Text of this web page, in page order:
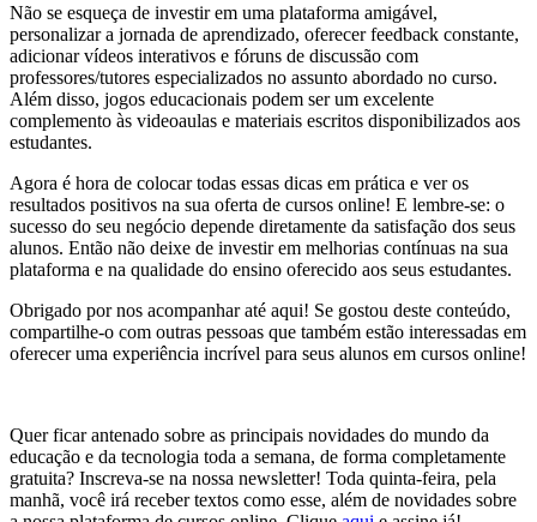
Não se esqueça de investir em uma plataforma amigável,
personalizar a jornada de aprendizado, oferecer feedback constante,
adicionar vídeos interativos e fóruns de discussão com
professores/tutores especializados no assunto abordado no curso.
Além disso, jogos educacionais podem ser um excelente
complemento às videoaulas e materiais escritos disponibilizados aos
estudantes.
Agora é hora de colocar todas essas dicas em prática e ver os
resultados positivos na sua oferta de cursos online! E lembre-se: o
sucesso do seu negócio depende diretamente da satisfação dos seus
alunos. Então não deixe de investir em melhorias contínuas na sua
plataforma e na qualidade do ensino oferecido aos seus estudantes.
Obrigado por nos acompanhar até aqui! Se gostou deste conteúdo,
compartilhe-o com outras pessoas que também estão interessadas em
oferecer uma experiência incrível para seus alunos em cursos online!
Quer ficar antenado sobre as principais novidades do mundo da
educação e da tecnologia toda a semana, de forma completamente
gratuita? Inscreva-se na nossa newsletter! Toda quinta-feira, pela
manhã, você irá receber textos como esse, além de novidades sobre